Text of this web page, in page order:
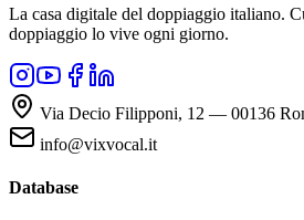
La casa digitale del doppiaggio italiano.
doppiaggio lo vive ogni giorno.
Via Decio Filipponi, 12 — 00136
info@vixvocal.it
Database